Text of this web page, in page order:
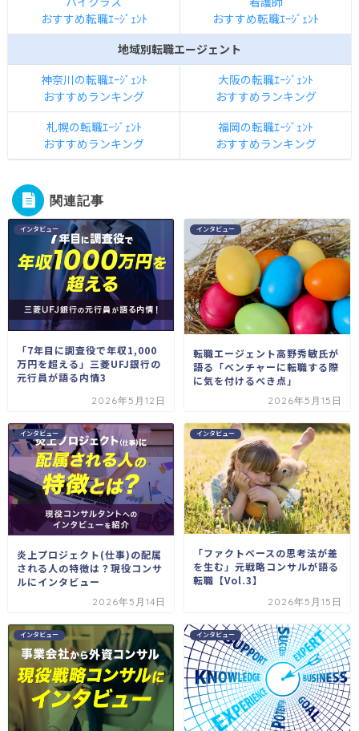
おすすめ転職ｴｰｼﾞｪﾝﾄ
おすすめ転職ｴｰｼﾞｪﾝﾄ
地域別転職エージェント
神奈川の転職ｴｰｼﾞｪﾝﾄ
おすすめランキング
大阪の転職ｴｰｼﾞｪﾝﾄ
おすすめランキング
札幌の転職ｴｰｼﾞｪﾝﾄ
おすすめランキング
福岡の転職ｴｰｼﾞｪﾝﾄ
おすすめランキング
関連記事
インタビュー
「7年目に調査役で年収1,000
万円を超える」三菱UFJ銀行の
元行員が語る内情3
2026年5月12日
インタビュー
転職エージェント高野秀敏氏が
語る「ベンチャーに転職する際
に気を付けるべき点」
2026年5月15日
インタビュー
炎上プロジェクト(仕事)の配属
される人の特徴は？現役コンサ
ルにインタビュー
2026年5月14日
インタビュー
「ファクトベースの思考法が差
を生む」元戦略コンサルが語る
転職【Vol.3】
2026年5月15日
インタビュー インタビュー